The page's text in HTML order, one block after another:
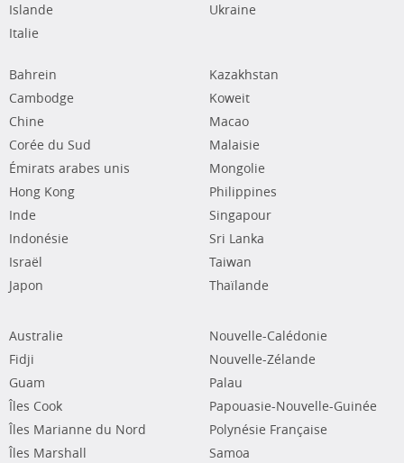
Islande
Italie
Ukraine
Bahrein
Cambodge
Chine
Corée du Sud
Émirats arabes unis
Hong Kong
Inde
Indonésie
Israël
Japon
Kazakhstan
Koweit
Macao
Malaisie
Mongolie
Philippines
Singapour
Sri Lanka
Taiwan
Thaïlande
Australie
Fidji
Guam
Îles Cook
Îles Marianne du Nord
Îles Marshall
Nouvelle-Calédonie
Nouvelle-Zélande
Palau
Papouasie-Nouvelle-Guinée
Polynésie Française
Samoa